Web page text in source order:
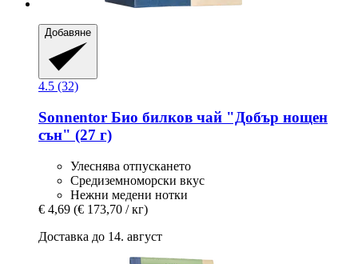
Добавяне
4.5 (32)
Sonnentor Био билков чай "Добър нощен
сън" (27 г)
Улеснява отпускането
Средиземноморски вкус
Нежни медени нотки
€ 4,69 (€ 173,70 / кг)
Доставка до 14. август